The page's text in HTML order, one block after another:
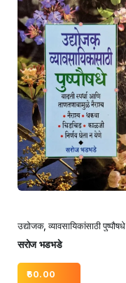
उद्योजक, व्यावसायिकांसाठी पुष्पौषधे
सरोज भडभडे
60.00